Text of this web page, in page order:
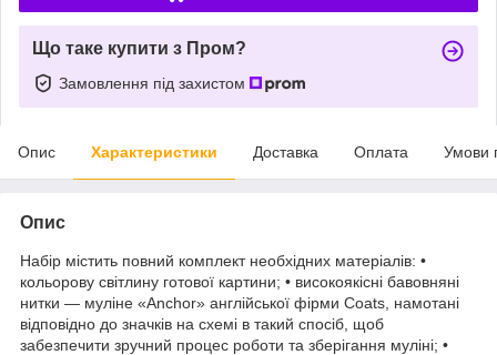
Що таке купити з Пром?
Замовлення під захистом
Опис Характеристики Доставка Оплата Умови
Опис
Набір містить повний комплект необхідних матеріалів: •
кольорову світлину готової картини; • високоякісні бавовняні
нитки — муліне «Anchor» англійської фірми Coats, намотані
відповідно до значків на схемі в такий спосіб, щоб
забезпечити зручний процес роботи та зберігання муліні; •